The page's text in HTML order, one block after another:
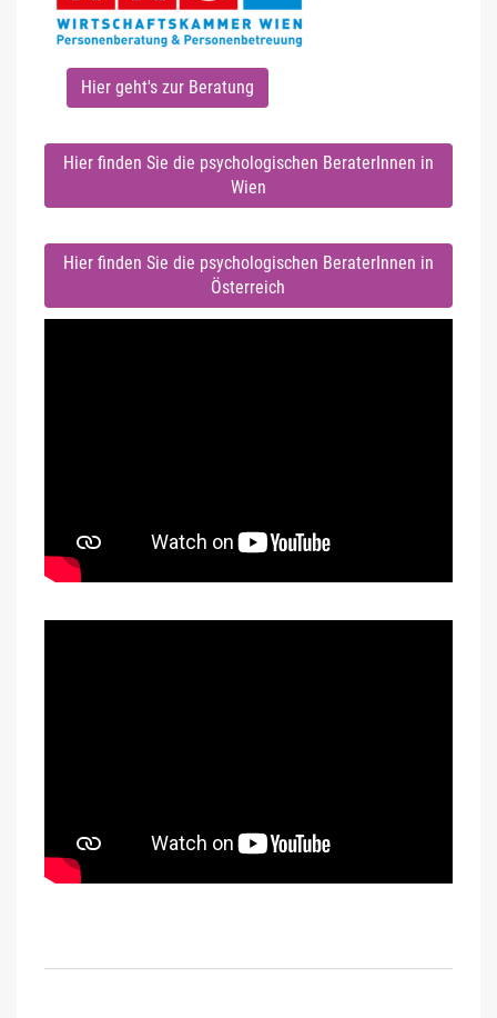
Hier geht's zur Beratung
Hier finden Sie die psychologischen BeraterInnen in
Wien
Hier finden Sie die psychologischen BeraterInnen in
Österreich